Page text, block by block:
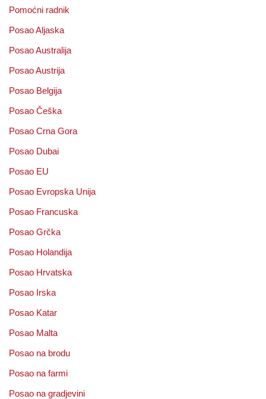
Pomoćni radnik
Posao Aljaska
Posao Australija
Posao Austrija
Posao Belgija
Posao Češka
Posao Crna Gora
Posao Dubai
Posao EU
Posao Evropska Unija
Posao Francuska
Posao Grčka
Posao Holandija
Posao Hrvatska
Posao Irska
Posao Katar
Posao Malta
Posao na brodu
Posao na farmi
Posao na gradjevini